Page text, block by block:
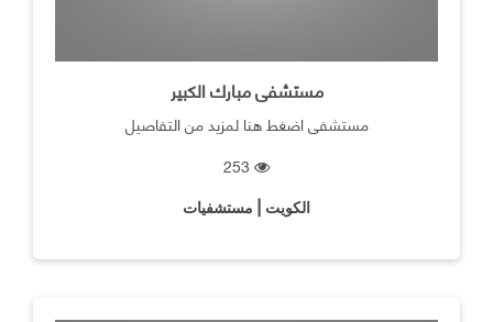
مستشفى مبارك الكبير
مستشفى اضغط هنا لمزيد من التفاصيل
الكويت | مستشفيات